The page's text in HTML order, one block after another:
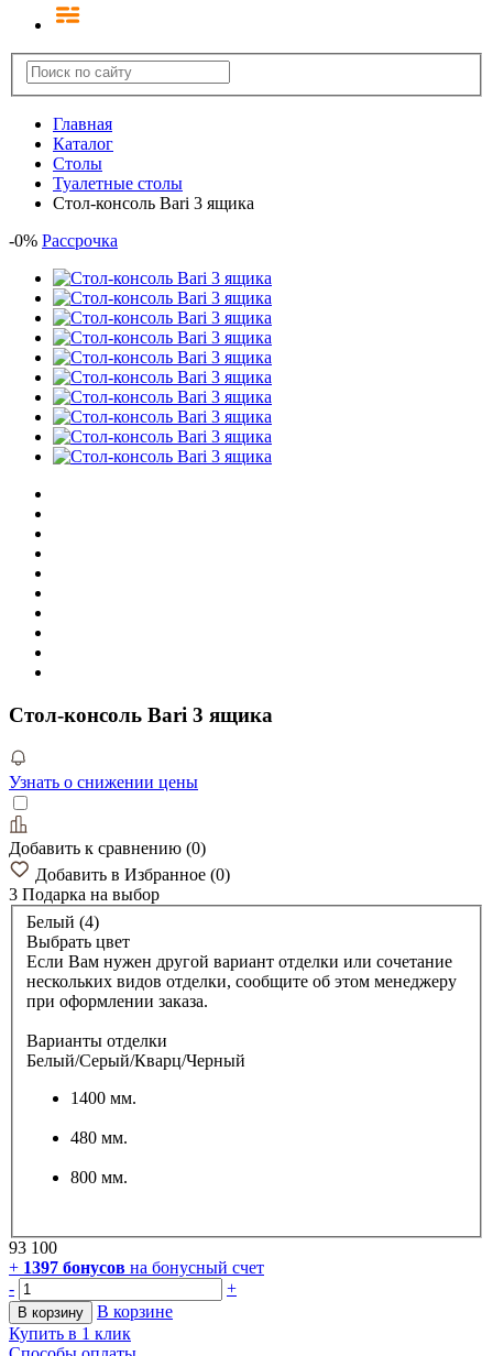
Главная
Каталог
Столы
Туалетные столы
Стол-консоль Bari 3 ящика
-0% Рассрочка
Стол-консоль Bari 3 ящика
Узнать о снижении цены
Добавить к сравнению (0)
Добавить в Избранное (0)
3 Подарка на выбор
Белый (4)
Выбрать цвет
Если Вам нужен другой вариант отделки или сочетание
нескольких видов отделки, сообщите об этом менеджеру
при оформлении заказа.
Варианты отделки
Белый/Серый/Кварц/Черный
1400 мм.
480 мм.
800 мм.
93 100
+ 1397 бонусов на бонусный счет
-
+
В корзину
В корзине
Купить в 1 клик